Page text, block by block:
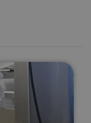
gaztandegira